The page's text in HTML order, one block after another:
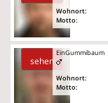
Wohnort:
Motto:
sehen
EinGummibaum
Wohnort:
Motto: